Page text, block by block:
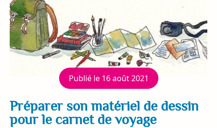
Publié le 16 août 2021
Préparer son matériel de dessin
pour le carnet de voyage